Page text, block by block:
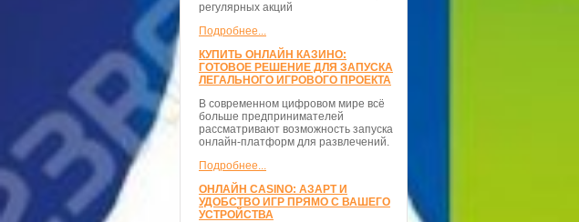
регулярных акций
Подробнее...
КУПИТЬ ОНЛАЙН КАЗИНО:
ГОТОВОЕ РЕШЕНИЕ ДЛЯ ЗАПУСКА
ЛЕГАЛЬНОГО ИГРОВОГО ПРОЕКТА
В современном цифровом мире всё
больше предпринимателей
рассматривают возможность запуска
онлайн-платформ для развлечений.
Подробнее...
ОНЛАЙН CASINO: АЗАРТ И
УДОБСТВО ИГР ПРЯМО С ВАШЕГО
УСТРОЙСТВА